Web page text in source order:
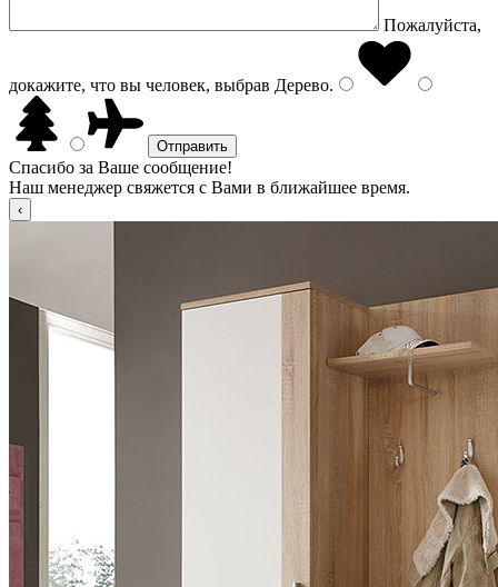
Пожалуйста,
докажите, что вы человек, выбрав Дерево.
Спасибо за Ваше сообщение!
Наш менеджер свяжется с Вами в ближайшее время.